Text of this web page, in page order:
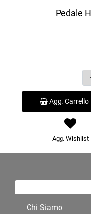
Pedale
Agg. Carrello
Agg. Wishlist
Chi Siamo